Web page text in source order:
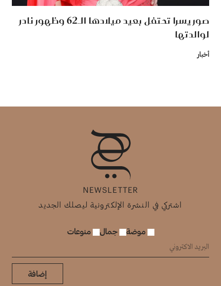
صور يسرا تحتفل بعيد ميلادها الـ62 وظهور نادر
لوالدتها
أخبار
NEWSLETTER
اشتركي في النشرة الإلكترونية ليصلك الجديد
موضة جمال منوعات
إضافة